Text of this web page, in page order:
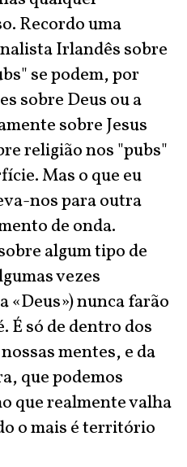
Recordo uma
Irlandês sobre
se podem, por
sobre Deus ou a
sobre Jesus
religião nos "pubs"
Mas o que eu
nos para outra
de onda.
algum tipo de
vezes
«Deus») nunca farão
É só de dentro dos
mentes, e da
que podemos
que realmente valha
o mais é território